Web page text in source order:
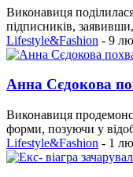
Виконавиця
підписників,
Lifestyle&Fashion - 9
Анна Сєдокова
Виконавиця
форми, позуючи у
Lifestyle&Fashion - 1